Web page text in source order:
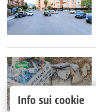
Info sui cookie